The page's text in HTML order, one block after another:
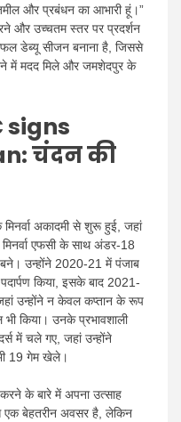
और प्रबंधन का आभारी हूं।”
और उच्चतम स्तर पर प्रदर्शन
डेब्यू सीजन बनाना है, जिससे
में मदद मिले और जमशेदपुर के
signs
चंदन की
अकादमी से शुरू हुई, जहां
एफसी के साथ अंडर-18
उन्होंने 2020-21 में पंजाब
किया, इसके बाद 2021-
उन्होंने न केवल कप्तान के रूप
भी किया। उनके प्रभावशाली
में चले गए, जहां उन्होंने
19 गेम खेले।
के बारे में अपना उत्साह
एक बेहतरीन अवसर है, लेकिन